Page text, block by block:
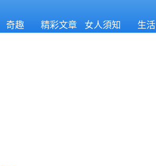
奇趣 精彩文章 女人須知 生活